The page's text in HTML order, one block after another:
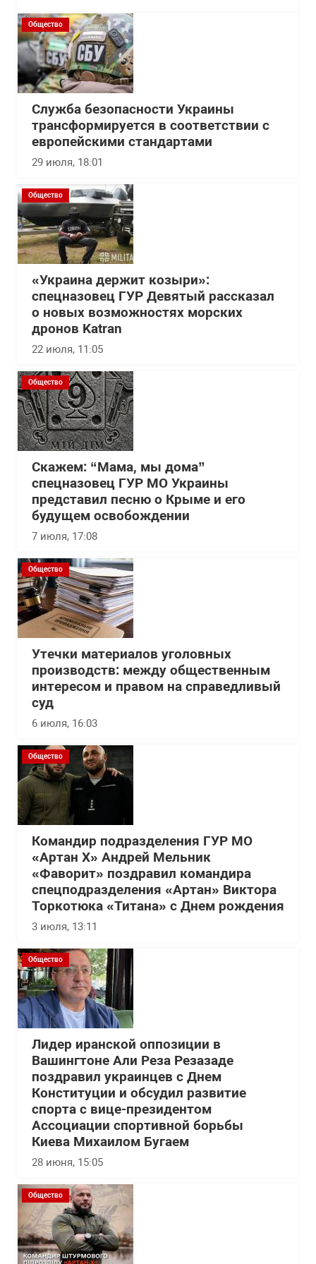
Общество
Служба безопасности Украины
трансформируется в соответствии с
европейскими стандартами
29 июля, 18:01
Общество
«Украина держит козыри»:
спецназовец ГУР Девятый рассказал
о новых возможностях морских
дронов Katran
22 июля, 11:05
Общество
Скажем: “Мама, мы дома”
спецназовец ГУР МО Украины
представил песню о Крыме и его
будущем освобождении
7 июля, 17:08
Общество
Утечки материалов уголовных
производств: между общественным
интересом и правом на справедливый
суд
6 июля, 16:03
Общество
Командир подразделения ГУР МО
«Артан Х» Андрей Мельник
«Фаворит» поздравил командира
спецподразделения «Артан» Виктора
Торкотюка «Титана» с Днем рождения
3 июля, 13:11
Общество
Лидер иранской оппозиции в
Вашингтоне Али Реза Резазаде
поздравил украинцев с Днем
Конституции и обсудил развитие
спорта с вице-президентом
Ассоциации спортивной борьбы
Киева Михаилом Бугаем
28 июня, 15:05
Общество